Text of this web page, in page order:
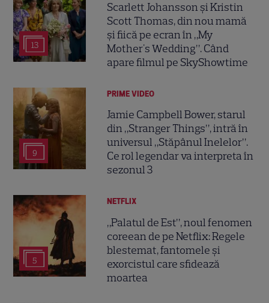
13
Scarlett Johansson și Kristin
Scott Thomas, din nou mamă
și fiică pe ecran în „My
Mother's Wedding”. Când
apare filmul pe SkyShowtime
9
PRIME VIDEO
Jamie Campbell Bower, starul
din „Stranger Things”, intră în
universul „Stăpânul Inelelor”.
Ce rol legendar va interpreta în
sezonul 3
5
NETFLIX
„Palatul de Est”, noul fenomen
coreean de pe Netflix: Regele
blestemat, fantomele și
exorcistul care sfidează
moartea